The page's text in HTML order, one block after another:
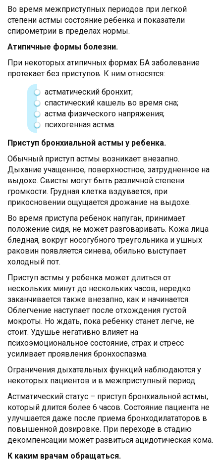
Во время межприступных периодов при легкой
степени астмы состояние ребенка и показатели
спирометрии в пределах нормы.
Атипичные формы болезни.
При некоторых атипичных формах БА заболевание
протекает без приступов. К ним относятся:
астматический бронхит;
спастический кашель во время сна;
астма физического напряжения;
психогенная астма.
Приступ бронхиальной астмы у ребенка.
Обычный приступ астмы возникает внезапно.
Дыхание учащенное, поверхностное, затрудненное на
выдохе. Свисты могут быть различной степени
громкости. Грудная клетка вздувается, при
прикосновении ощущается дрожание на выдохе.
Во время приступа ребенок напуган, принимает
положение сидя, не может разговаривать. Кожа лица
бледная, вокруг носогубного треугольника и ушных
раковин появляется синева, обильно выступает
холодный пот.
Приступ астмы у ребенка может длиться от
нескольких минут до нескольких часов, нередко
заканчивается также внезапно, как и начинается.
Облегчение наступает после отхождения густой
мокроты. Но ждать, пока ребенку станет легче, не
стоит. Удушье негативно влияет на
психоэмоциональное состояние, страх и стресс
усиливает проявления бронхоспазма.
Ограничения дыхательных функций наблюдаются у
некоторых пациентов и в межприступный период.
Астматический статус – приступ бронхиальной астмы,
который длится более 6 часов. Состояние пациента не
улучшается даже после приема бронходилататоров в
повышенной дозировке. При переходе в стадию
декомпенсации может развиться ацидотическая кома.
К каким врачам обращаться.